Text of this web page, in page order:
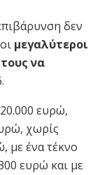
δεν
μεγαλύτεροι
να
ευρώ,
χωρίς
με ένα τέκνο
ευρώ και με